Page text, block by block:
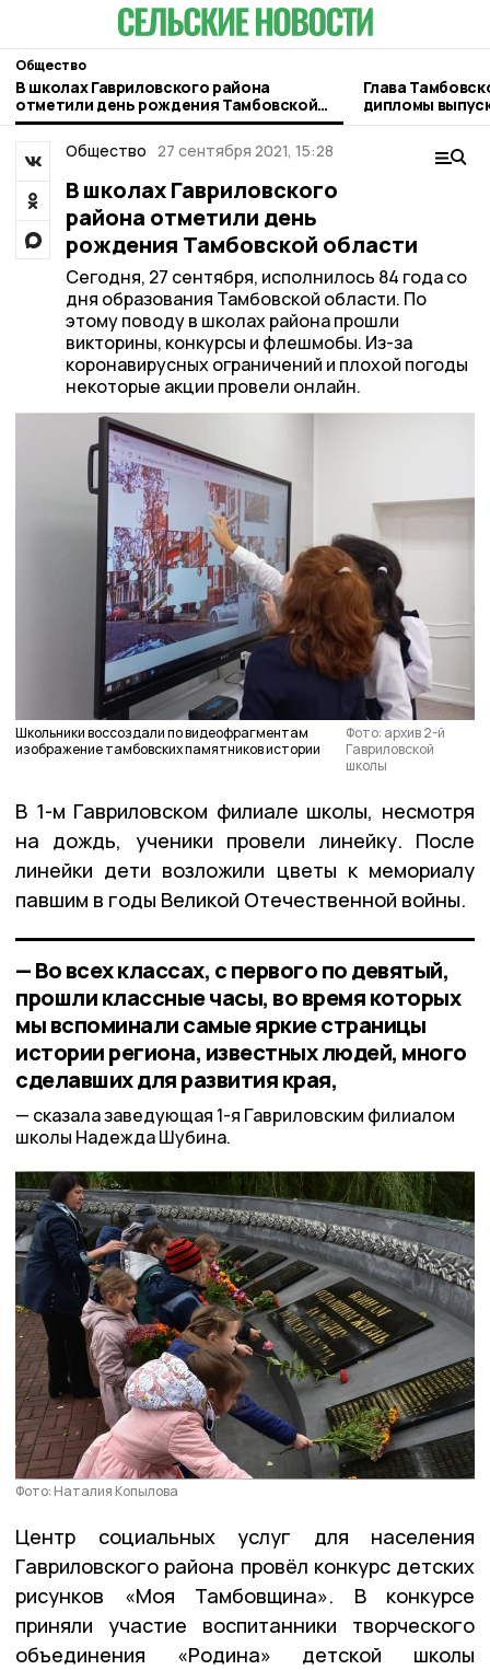
Общество
В школах Гавриловского района
отметили день рождения Тамбовской
области
Глава
дипломы
Тамбовщины»
Общество 27 сентября 2021, 15:28
В школах Гавриловского
района отметили день
рождения Тамбовской области
Сегодня, 27 сентября, исполнилось 84 года со
дня образования Тамбовской области. По
этому поводу в школах района прошли
викторины, конкурсы и флешмобы. Из-за
коронавирусных ограничений и плохой погоды
некоторые акции провели онлайн.
Школьники воссоздали по видеофрагментам
изображение тамбовских памятников истории
Фото: архив 2-й
Гавриловской
школы
В 1-м Гавриловском филиале школы, несмотря
на дождь, ученики провели линейку. После
линейки дети возложили цветы к мемориалу
павшим в годы Великой Отечественной войны.
— Во всех классах, с первого по девятый,
прошли классные часы, во время которых
мы вспоминали самые яркие страницы
истории региона, известных людей, много
сделавших для развития края,
сказала заведующая 1-я Гавриловским филиалом
школы Надежда Шубина.
Фото: Наталия Копылова
Центр социальных услуг для населения
Гавриловского района провёл конкурс детских
рисунков «Моя Тамбовщина». В конкурсе
приняли участие воспитанники творческого
объединения «Родина» детской школы